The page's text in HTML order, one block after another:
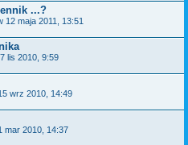
...?
12 maja 2011, 13:51
lis 2010, 9:59
wrz 2010, 14:49
mar 2010, 14:37